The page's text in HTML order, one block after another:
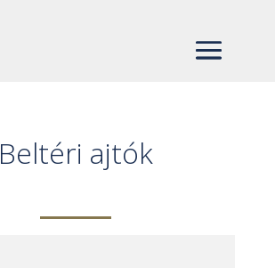
Beltéri ajtók